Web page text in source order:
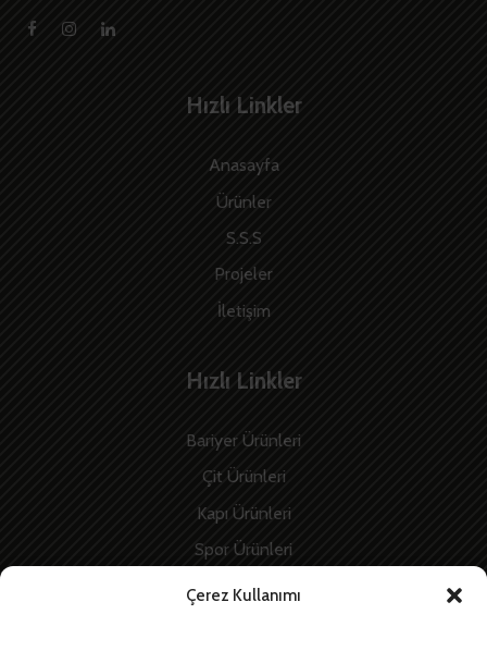
Çerez Kullanımı
Hızlı Linkler
Anasayfa
Ürünler
S.S.S
Projeler
İletişim
Hızlı Linkler
Bariyer Ürünleri
Çit Ürünleri
Kapı Ürünleri
Spor Ürünleri
İnşaat Ürünleri